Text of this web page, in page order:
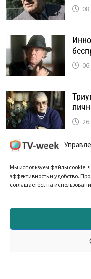
Мы используем файлы cookie,
эффективность и удобство.
соглашаетесь на
ДАВАЙТЕ
ПОСЛЕДНИЕ